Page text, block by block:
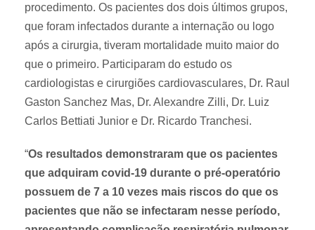
procedimento. Os pacientes dos dois últimos grupos,
que foram infectados durante a internação ou logo
após a cirurgia, tiveram mortalidade muito maior do
que o primeiro. Participaram do estudo os
cardiologistas e cirurgiões cardiovasculares, Dr. Raul
Gaston Sanchez Mas, Dr. Alexandre Zilli, Dr. Luiz
Carlos Bettiati Junior e Dr. Ricardo Tranchesi.
“Os resultados demonstraram que os pacientes
que adquiram covid-19 durante o pré-operatório
possuem de 7 a 10 vezes mais riscos do que os
pacientes que não se infectaram nesse período,